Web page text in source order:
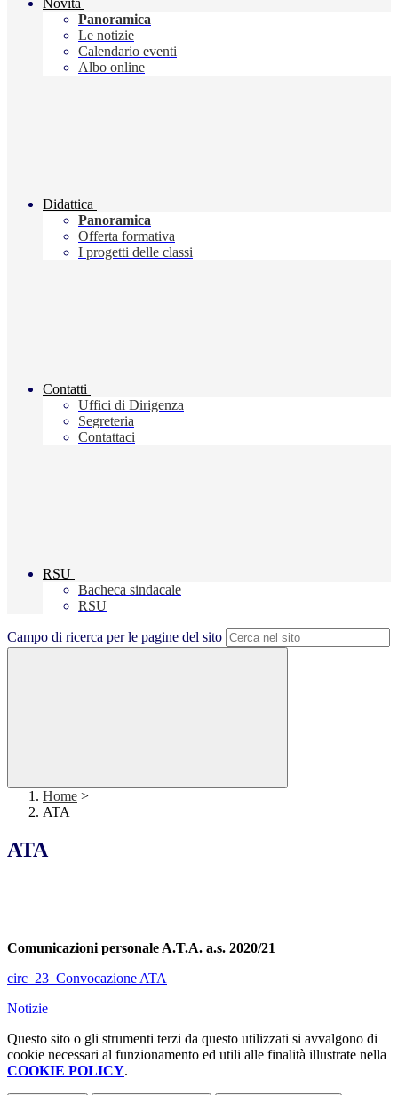
Novità
Panoramica
Le notizie
Calendario eventi
Albo online
Didattica
Panoramica
Offerta formativa
I progetti delle classi
Contatti
Uffici di Dirigenza
Segreteria
Contattaci
RSU
Bacheca sindacale
RSU
Campo di ricerca per le pagine del sito
Home >
ATA
ATA
Comunicazioni personale A.T.A. a.s. 2020/21
circ_23_Convocazione ATA
Notizie
Questo sito o gli strumenti terzi da questo utilizzati si avvalgono di
cookie necessari al funzionamento ed utili alle finalità illustrate nella
COOKIE POLICY.